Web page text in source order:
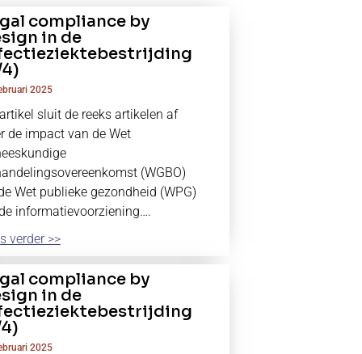
compliance by
in de
2025
sluit de reeks artikelen af
de impact van de Wet
(WGBO)
Wet publieke gezondheid (WPG)
informatievoorziening….
verder >>
compliance by
in de
2025